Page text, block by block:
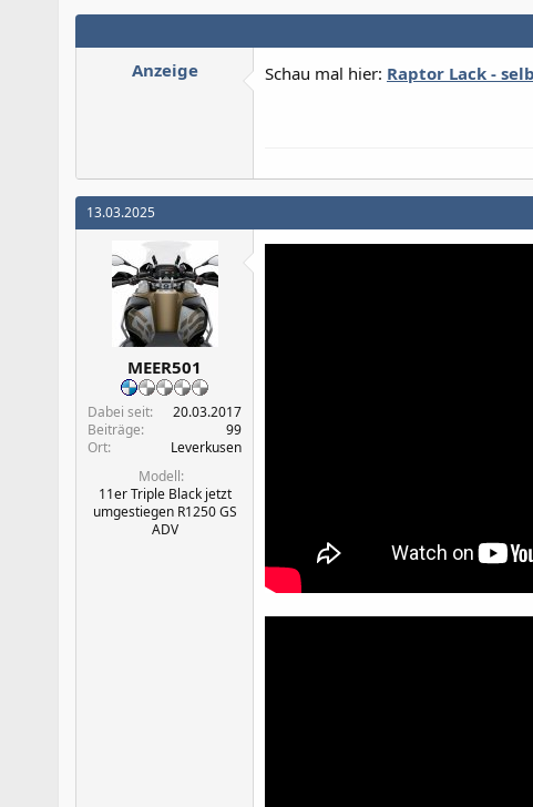
Anzeige Schau mal hier: Raptor Lack -
13.03.2025
MEER501
Dabei seit
20.03.2017
Beiträge
99
Ort
Leverkusen
Modell
11er Triple Black jetzt
umgestiegen R1250 GS
ADV